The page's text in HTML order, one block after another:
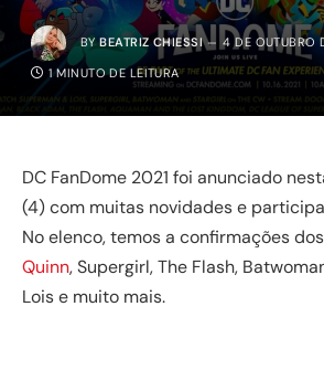
BY BEATRIZ CHIESSI 4 DE OUTUBRO
1 MINUTO DE LEITURA
DC FanDome 2021 foi anunciado
(4) com muitas novidades e
No elenco, temos a confirmações
Quinn, Supergirl, The Flash,
Lois e muito mais.